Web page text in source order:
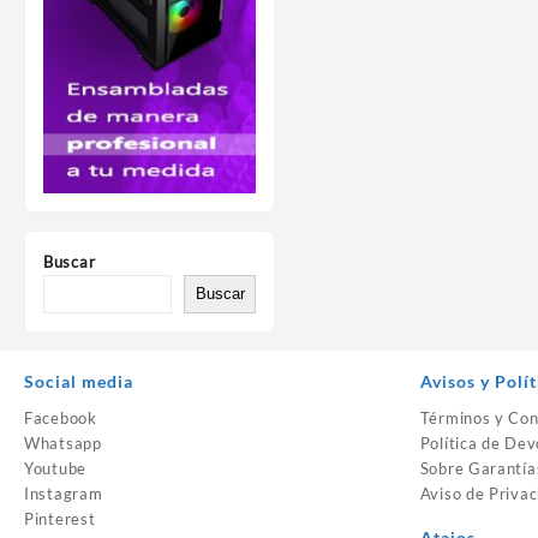
Buscar
Buscar
Social media
Facebook
Whatsapp
Youtube
Instagram
Pinterest
Avisos y
Términos y
Política de
Sobre
Aviso de